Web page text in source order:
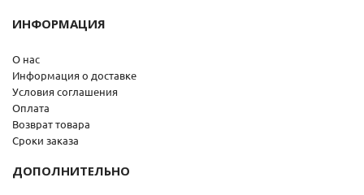
ИНФОРМАЦИЯ
О нас
Информация о доставке
Условия соглашения
Оплата
Возврат товара
Сроки заказа
ДОПОЛНИТЕЛЬНО